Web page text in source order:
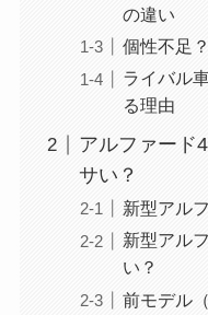
の違い
個性不足
ライバル
る理由
アルファード
サい？
新型アル
新型アル
い？
前モデル